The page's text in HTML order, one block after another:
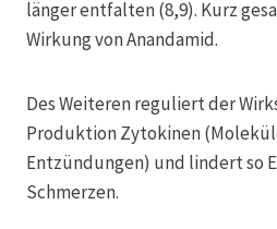
länger entfalten (8,9). Kurz
Wirkung von Anandamid.
Des Weiteren reguliert der
Produktion Zytokinen
Entzündungen) und lindert so
Schmerzen.